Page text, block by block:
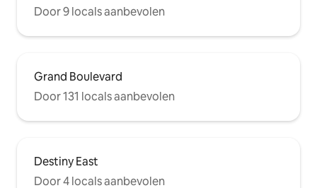
Door 9 locals aanbevolen
Grand Boulevard
Door 131 locals aanbevolen
Destiny East
Door 4 locals aanbevolen